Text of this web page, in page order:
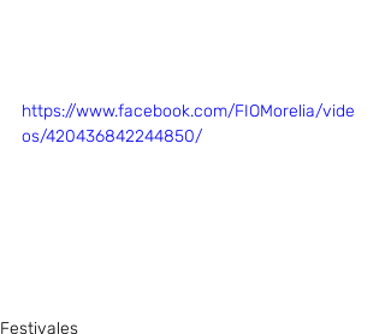
https://www.facebook.com/FIOMorelia/vide
os/420436842244850/
Festivales